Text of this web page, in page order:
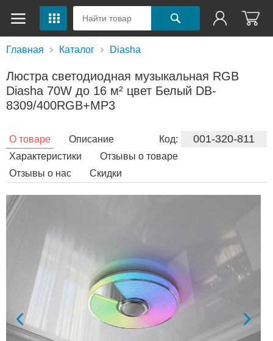
Главная Каталог Diasha
Люстра светодиодная музыкальная RGB
Diasha 70W до 16 м² цвет Белый DB-
8309/400RGB+MP3
Код: 001-320-811
О товаре
Описание
Характеристики
Отзывы о товаре
Отзывы о нас
Скидки